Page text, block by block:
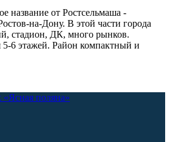
название от Ростсельмаша -
на-Дону. В этой части города
стадион, ДК, много рынков.
5-6 этажей. Район компактный и